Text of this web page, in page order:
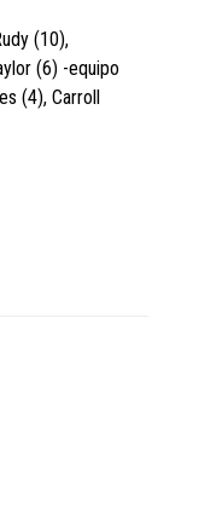
(10),
(6) -equipo
(4), Carroll